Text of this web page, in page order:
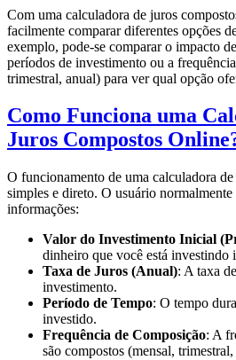
Com uma calculadora de juros
facilmente comparar diferentes opções
exemplo, pode-se comparar o impacto
períodos de investimento ou a
trimestral, anual) para ver qual opção
Como Funciona uma
Juros Compostos
O funcionamento de uma calculadora
simples e direto. O usuário normalmente
informações:
Valor do Investimento Inicial
dinheiro que você está investindo
Taxa de Juros (Anual): A taxa
investimento.
Período de Tempo: O tempo
investido.
Frequência de Composição: A
são compostos (mensal,